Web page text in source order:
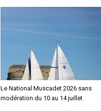
Le National Muscadet 2026 sans
modération du 10 au 14 juillet